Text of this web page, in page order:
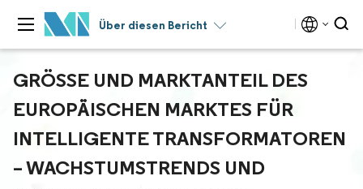
Über diesen Bericht
GRÖSSE UND MARKTANTEIL DES E
UROPÄISCHEN MARKTES FÜR I
NTELLIGENTE TRANSFORMATOREN –
WACHSTUMSTRENDS UND P